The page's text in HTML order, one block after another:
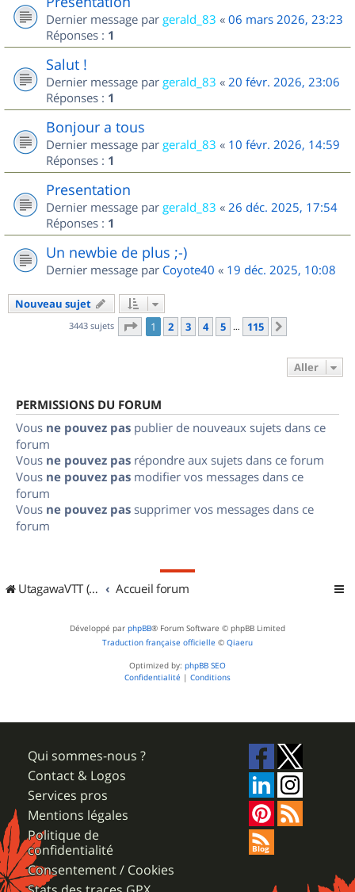
Dernier message par gerald_83 « 06 mars 2026, 23:23
Réponses : 1
Salut !
Dernier message par gerald_83 « 20 févr. 2026, 23:06
Réponses : 1
Bonjour a tous
Dernier message par gerald_83 « 10 févr. 2026, 14:59
Réponses : 1
Presentation
Dernier message par gerald_83 « 26 déc. 2025, 17:54
Réponses : 1
Un newbie de plus ;-)
Dernier message par Coyote40 « 19 déc. 2025, 10:08
Nouveau sujet
3443 sujets Page 1sur 115
1 2 3 4 5 … 115
Aller
PERMISSIONS DU FORUM
Vous ne pouvez pas publier de nouveaux sujets dans ce
forum
Vous ne pouvez pas répondre aux sujets dans ce forum
Vous ne pouvez pas modifier vos messages dans ce
forum
Vous ne pouvez pas supprimer vos messages dans ce
forum
UtagawaVTT (Randos VTT et VTTAE avec traces GPS) Accueil forum
Développé par phpBB® Forum Software © phpBB Limited
Traduction française officielle © Qiaeru
Optimized by: phpBB SEO
Confidentialité | Conditions
Qui sommes-nous ?
Contact & Logos
Services pros
Mentions légales
Politique de
confidentialité
Consentement / Cookies